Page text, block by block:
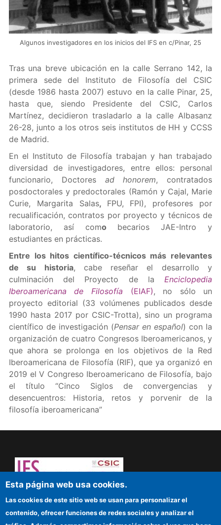
Algunos investigadores en los inicios del IFS en c/Pinar, 25
Tras una breve ubicación en la calle Serrano 142, la
primera sede del Instituto de Filosofía del CSIC
(desde 1986 hasta 2007) estuvo en la calle Pinar, 25,
hasta que, siendo Presidente del CSIC, Carlos
Martínez, decidieron trasladarlo a la calle Albasanz
26-28, junto a los otros seis institutos de HH y CCSS
de Madrid.
En el Instituto de Filosofía trabajan y han trabajado
diversidad de investigadores, entre ellos: personal
funcionario, Doctores ad honorem, contratados
posdoctorales y predoctorales (Ramón y Cajal, Marie
Curie, Margarita Salas, FPU, FPI), profesores por
recualificación, contratos por proyecto y técnicos de
laboratorio, así como becarios JAE-Intro y
estudiantes en prácticas.
Entre los hitos científico-técnicos más relevantes
de su historia, cabe reseñar el desarrollo y
culminación del Proyecto de la Enciclopedia
Iberoamericana de Filosofía (EIAF), no sólo un
proyecto editorial (33 volúmenes publicados desde
1990 hasta 2017 por CSIC-Trotta), sino un programa
científico de investigación (Pensar en español) con la
organización de cuatro Congresos Iberoamericanos, y
que ahora se prolonga en los objetivos de la Red
Iberoamericana de Filosofía (RIF), que ya organizó en
2019 el V Congreso Iberoamericano de Filosofía, bajo
el título “Cinco Siglos de convergencias y
desencuentros: Historia, retos y porvenir de la
filosofía iberoamericana”
¡Atrévete a pensar! Sapere aude
Esta página web usa cookies.
Las cookies de este sitio web se usan para personalizar el
contenido, ofrecer funciones de redes sociales y analizar el